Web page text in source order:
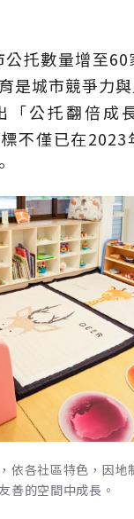
托數量增至
是城市競爭力
「公托翻倍成
不僅已在
依各社區特色，因地
善的空間中成長。